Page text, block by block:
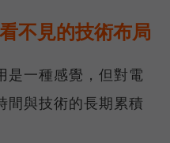
不見的技術布局
是一種感覺，但對電
間與技術的長期累積